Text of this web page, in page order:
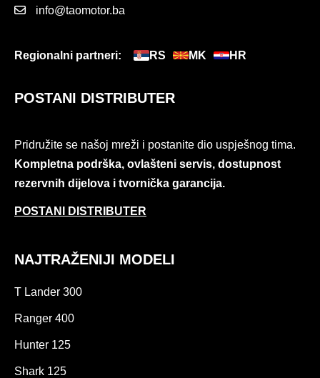
info@taomotor.ba
Regionalni partneri: RS MK HR
POSTANI DISTRIBUTER
Pridružite se našoj mreži i postanite dio uspješnog tima.
Kompletna podrška, ovlašteni servis, dostupnost
rezervnih dijelova i tvornička garancija.
POSTANI DISTRIBUTER
NAJTRAŽENIJI MODELI
T Lander 300
Ranger 400
Hunter 125
Shark 125